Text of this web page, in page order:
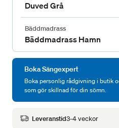
Duved Grå
Bäddmadrass
Bäddmadrass Hamn
Boka Sängexpert
Boka personlig rådgivning i butik
som gör skillnad för din sömn.
Leveranstid3-4 veckor